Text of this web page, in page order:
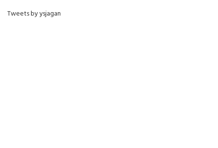
Tweets by ysjagan